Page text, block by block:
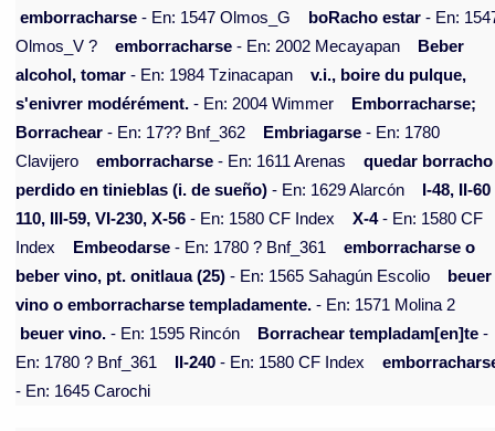
emborracharse - En: 1547 Olmos_G boRacho estar - En:
Olmos_V ?
emborracharse - En: 2002 Mecayapan
Beber
alcohol, tomar - En: 1984 Tzinacapan
v.i., boire du pulque,
s'enivrer modérément. - En: 2004 Wimmer
Emborracharse;
Borrachear - En: 17?? Bnf_362 Embriagarse - En: 1780
Clavijero
emborracharse - En: 1611 Arenas
quedar borracho
perdido en tinieblas (i. de sueño) - En: 1629 Alarcón
I-48, II-60
110, III-59, VI-230, X-56 - En: 1580 CF Index X-4- En: 1580 CF
Index
Embeodarse - En: 1780 ? Bnf_361
emborracharse o
beber vino, pt. onitlaua (25) - En: 1565 Sahagún Escolio
beuer
vino o emborracharse templadamente. - En: 1571 Molina 2
beuer vino. - En: 1595 Rincón Borrachear templadam[en]te -
En: 1780 ? Bnf_361
II-240 - En: 1580 CF Index
- En: 1645 Carochi